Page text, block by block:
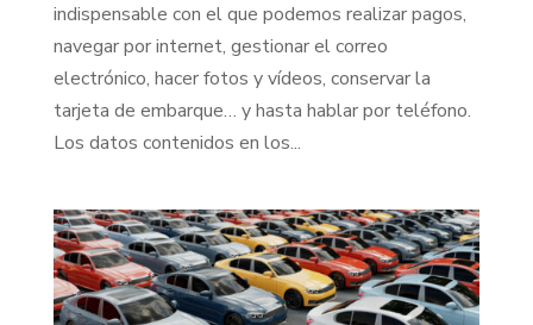
indispensable con el que podemos realizar pagos,
navegar por internet, gestionar el correo
electrónico, hacer fotos y vídeos, conservar la
tarjeta de embarque… y hasta hablar por teléfono.
Los datos contenidos en los...